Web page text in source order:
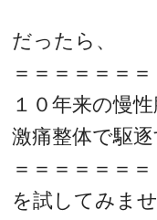
だったら、
＝＝＝＝＝＝
１０年来の慢
激痛整体で駆
＝＝＝＝＝＝
を試してみま